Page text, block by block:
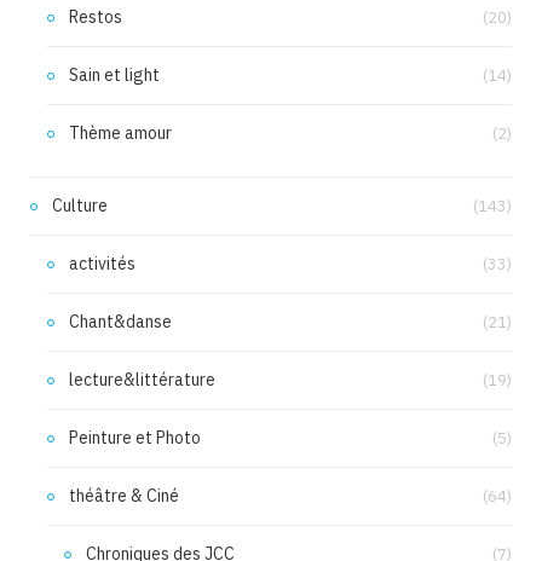
Restos (20)
Sain et light (14)
Thème amour (2)
Culture (143)
activités (33)
Chant&danse (21)
lecture&littérature (19)
Peinture et Photo (5)
théâtre & Ciné (64)
Chroniques des JCC (7)